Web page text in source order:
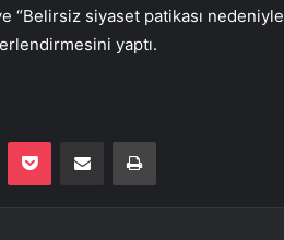
“Belirsiz siyaset patikası nedeniyle
yaptı.
Pocket E-Posta ile paylaş Yazdır